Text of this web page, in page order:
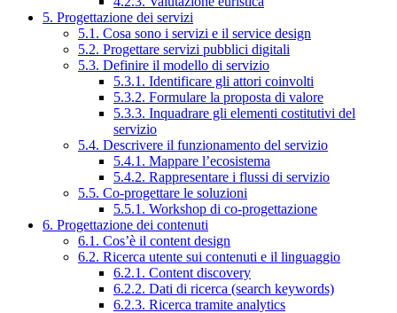
5. Progettazione dei servizi
5.1. Cosa sono i servizi e il service design
5.2. Progettare servizi pubblici digitali
5.3. Definire il modello di servizio
5.3.1. Identificare gli attori coinvolti
5.3.2. Formulare la proposta di valore
5.3.3. Inquadrare gli elementi costitutivi del
servizio
5.4. Descrivere il funzionamento del servizio
5.4.1. Mappare l’ecosistema
5.4.2. Rappresentare i flussi di servizio
5.5. Co-progettare le soluzioni
5.5.1. Workshop di co-progettazione
6. Progettazione dei contenuti
6.1. Cos’è il content design
6.2. Ricerca utente sui contenuti e il linguaggio
6.2.1. Content discovery
6.2.2. Dati di ricerca (search keywords)
6.2.3. Ricerca tramite analytics